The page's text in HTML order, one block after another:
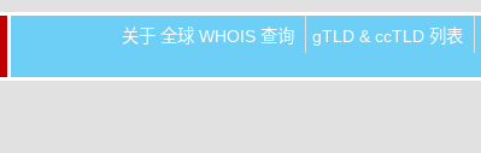
关于 全球 WHOIS 查询 gTLD & ccTLD 列表